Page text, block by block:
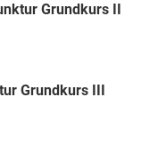
Grundkurs II
Grundkurs III